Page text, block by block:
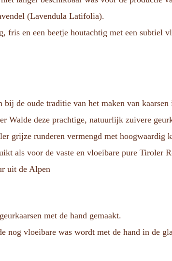
(Lavendula Latifolia).
fris en een beetje houtachtig met een subtiel
bij de oude traditie van het maken van kaarsen
Walde deze prachtige, natuurlijk zuivere
grijze runderen vermengd met hoogwaardig
als voor de vaste en vloeibare pure Tiroler
uit de Alpen
met de hand gemaakt.
nog vloeibare was wordt met de hand in de